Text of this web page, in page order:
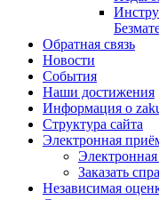
Обратная связь
Новости
События
Наши достижения
Информация о
Структура сайта
Электронная
Заказать
Независимая